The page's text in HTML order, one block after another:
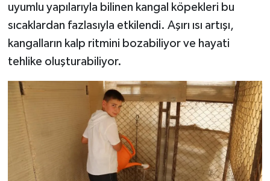
uyumlu yapılarıyla bilinen kangal köpekleri bu
sıcaklardan fazlasıyla etkilendi. Aşırı ısı artışı,
kangalların kalp ritmini bozabiliyor ve hayati
tehlike oluşturabiliyor.